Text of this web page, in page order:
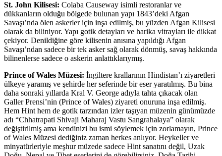
St. John Kilisesi: Colaba Causeway isimli restoranlar ve
dükkanların olduğu bölgede bulunan yapı 1843’deki Afgan
Savaşı’nda ölen askerler için inşa edilmiş, bu yüzden Afgan Kilisesi
olarak da biliniyor. Yapı gotik detayları ve harika vitrayları ile dikkat
çekiyor. Denildiğine göre kilisenin anısına yapıldığı Afgan
Savaşı’ndan sadece bir tek asker sağ olarak dönmüş, savaş hakkında
bilinenlerse sadece o askerin anlattıklarıymış.
Prince of Wales Müzesi: İngiltere krallarının Hindistan’ı ziyaretleri
ülkeye yaramış ve şehirde her seferinde bir eser yaratılmış. Bu bina
daha sonraki yıllarda Kral V. George adıyla tahta çıkacak olan
Galler Prensi’nin (Prince of Wales) ziyareti onuruna inşa edilmiş.
Hem Hint hem de gotik tarzından izler taşıyan müzenin günümüzde
adı “Chhatrapati Shivaji Maharaj Vastu Sangrahalaya” olarak
değiştirilmiş ama kendinizi bu ismi söylemek için zorlamayın, Prince
of Wales Müzesi dediğiniz zaman herkes anlıyor. Heykeller ve
minyatürleriyle meşhur müzede sadece Hint sanatını değil, Uzak